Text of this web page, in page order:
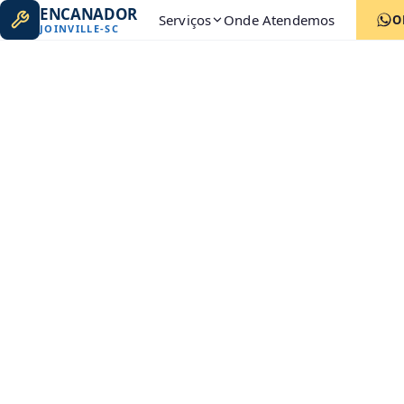
ENCANADOR
JOINVILLE-SC Serviços Onde Atendemos